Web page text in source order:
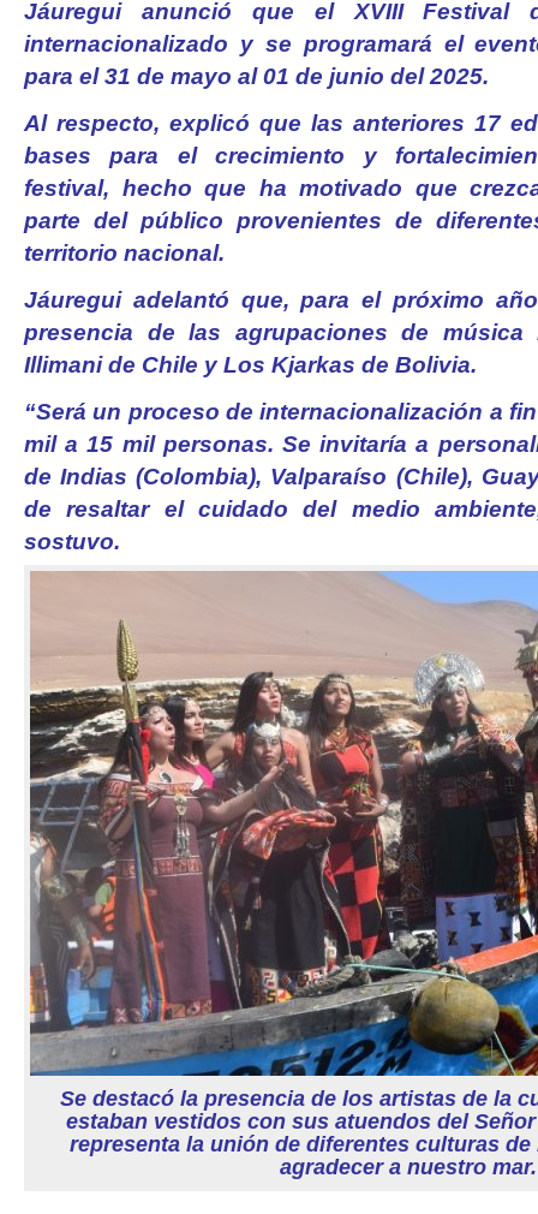
Jáuregui anunció que el XVIII Festival
internacionalizado y se programará el
para el 31 de mayo al 01 de junio del 2025.
Al respecto, explicó que las anteriores 17
bases para el crecimiento y
festival, hecho que ha motivado que
parte del público provenientes de
territorio nacional.
Jáuregui adelantó que, para el próximo
presencia de las agrupaciones de música
Illimani de Chile y Los Kjarkas de Bolivia.
“Será un proceso de internacionalización a
mil a 15 mil personas. Se invitaría a
de Indias (Colombia), Valparaíso (Chile),
de resaltar el cuidado del medio
sostuvo.
Se destacó la presencia de los artistas de la
estaban vestidos con sus atuendos del
representa la unión de diferentes culturas
agradecer a nuestro mar.